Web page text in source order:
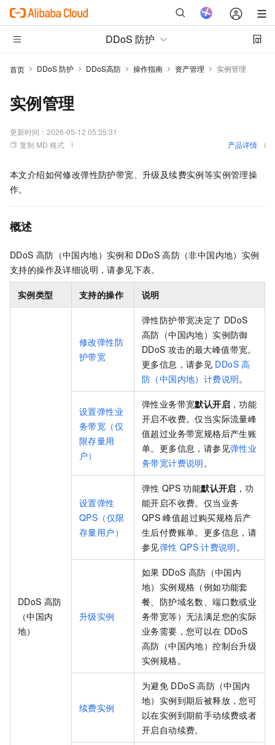
DDoS 防护
首页 DDoS 防护 DDoS高防 操作指南 资产管理 实例管理
实例管理
更新时间： 2026-05-12 05:35:31
复制 MD 格式
产品详情
本文介绍如何修改弹性防护带宽、升级及续费实例等实例管理操
作。
概述
DDoS 高防（中国内地）实例和 DDoS 高防（非中国内地）实例
支持的操作及详细说明，请参见下表。
实例类型 支持的操作 说明
DDoS 高防
（中国内
地）
修改弹性防
护带宽
弹性防护带宽决定了 DDoS
高防（中国内地）实例防御
DDoS 攻击的最大峰值带宽。
更多信息，请参见 DDoS 高
防（中国内地）计费说明。
设置弹性业
务带宽（仅
限存量用
户）
弹性业务带宽默认开启 ，功能
开启不收费。仅当实际流量峰
值超过业务带宽规格后产生账
单。更多信息，请参见弹性业
务带宽计费说明。
设置弹性
QPS（仅限
存量用户）
弹性 QPS 功能默认开启 ，功
能开启不收费。仅当业务
QPS 峰值超过购买规格后产
生后付费账单。更多信息，请
参见弹性 QPS 计费说明。
升级实例
如果 DDoS 高防（中国内
地）实例规格（例如功能套
餐、防护域名数、端口数或业
务带宽等）无法满足您的实际
业务需要，您可以在 DDoS
高防（中国内地）控制台升级
实例规格。
续费实例
为避免 DDoS 高防（中国内
地）实例到期后被释放，您可
以在实例到期前手动续费或者
开启自动续费。